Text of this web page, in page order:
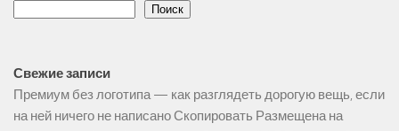
Поиск
Свежие записи
Премиум без логотипа — как разглядеть дорогую вещь, если
на ней ничего не написано Скопировать Размещена на